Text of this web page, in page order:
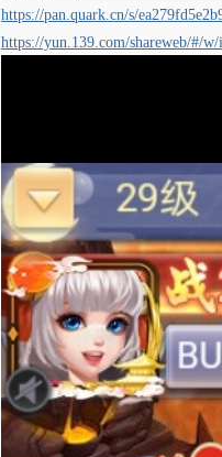
https://pan.quark.cn/s/
https://yun.139.com/shareweb/#/